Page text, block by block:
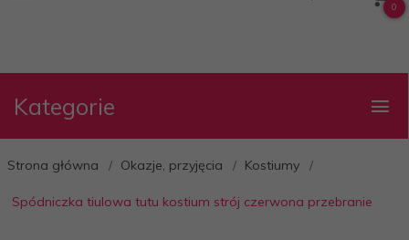
0
Kategorie
Strona główna Okazje, przyjęcia Kostiumy
Spódniczka tiulowa tutu kostium strój czerwona przebranie